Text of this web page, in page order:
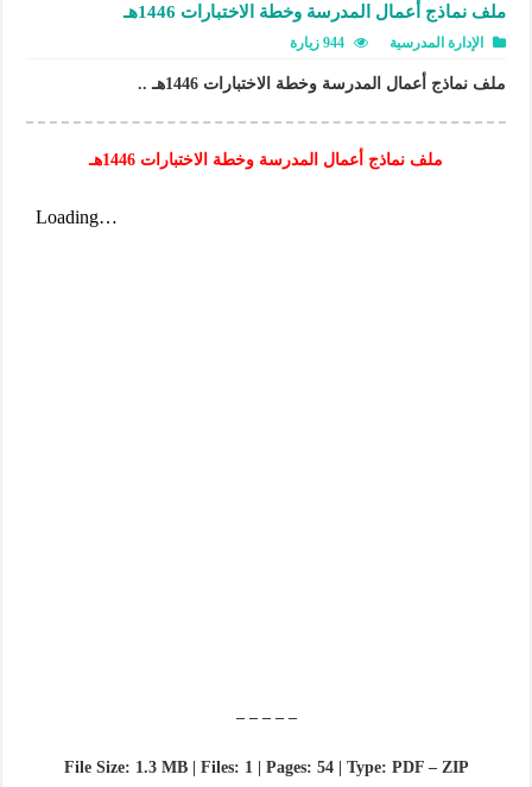
ملف نماذج أعمال المدرسة وخطة الاختبارات 1446هـ
الإدارة المدرسية 944 زيارة
ملف نماذج أعمال المدرسة وخطة الاختبارات 1446هـ ..
ملف نماذج أعمال المدرسة وخطة الاختبارات 1446هـ
– – – – –
File Size: 1.3 MB | Files: 1 | Pages: 54 | Type: PDF – ZIP